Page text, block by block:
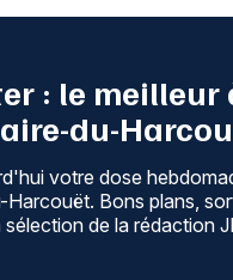
: le meilleur
du-
votre dose
Bons plans,
sélection de la rédaction